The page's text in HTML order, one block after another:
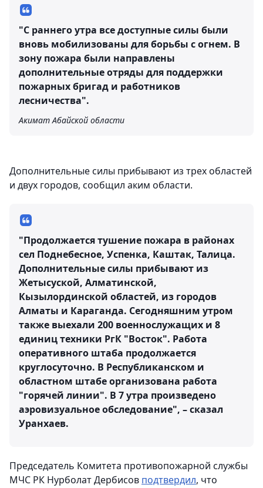
"С раннего утра все доступные силы были
вновь мобилизованы для борьбы с огнем. В
зону пожара были направлены
дополнительные отряды для поддержки
пожарных бригад и работников
лесничества".
Акимат Абайской области
Дополнительные силы прибывают из трех областей
и двух городов, сообщил аким области.
"Продолжается тушение пожара в районах
сел Поднебесное, Успенка, Каштак, Талица.
Дополнительные силы прибывают из
Жетысуской, Алматинской,
Кызылординской областей, из городов
Алматы и Караганда. Сегодняшним утром
также выехали 200 военнослужащих и 8
единиц техники РгК "Восток". Работа
оперативного штаба продолжается
круглосуточно. В Республиканском и
областном штабе организована работа
"горячей линии". В 7 утра произведено
аэровизуальное обследование", – сказал
Уранхаев.
Председатель Комитета противопожарной службы
МЧС РК Нурболат Дербисов подтвердил, что